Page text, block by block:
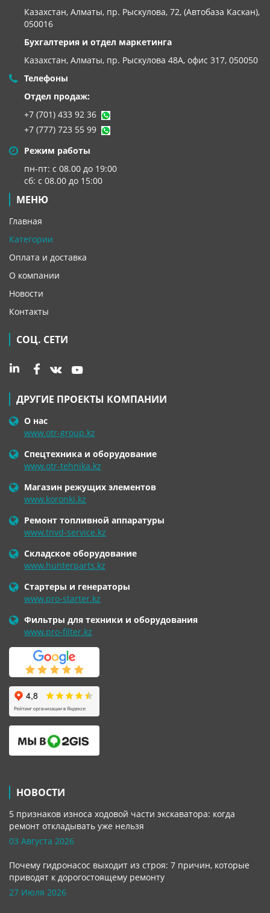
Казахстан, Алматы, пр. Рыскулова, 72, (Автобаза Каскан),
050016
Бухгалтерия и отдел маркетинга
Казахстан, Алматы, пр. Рыскулова 48А, офис 317, 050050
Телефоны
Отдел продаж:
+7 (701) 433 92 36
+7 (777) 723 55 99
Режим работы
пн-пт: с 08.00 до 19:00
сб: с 08.00 до 15:00
МЕНЮ
Главная
Категории
Оплата и доставка
О компании
Новости
Контакты
СОЦ. СЕТИ
ДРУГИЕ ПРОЕКТЫ КОМПАНИИ
О нас
www.otr-group.kz
Спецтехника и оборудование
www.otr-tehnika.kz
Магазин режущих элементов
www.koronki.kz
Ремонт топливной аппаратуры
www.tnvd-service.kz
Складское оборудование
www.hunterparts.kz
Стартеры и генераторы
www.pro-starter.kz
Фильтры для техники и оборудования
www.pro-filter.kz
НОВОСТИ
5 признаков износа ходовой части экскаватора: когда
ремонт откладывать уже нельзя
03 Августа 2026
Почему гидронасос выходит из строя: 7 причин, которые
приводят к дорогостоящему ремонту
27 Июля 2026